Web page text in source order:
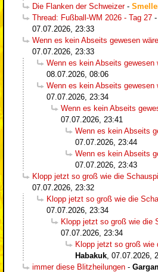
Die Flanken der Schweizer-
Thread: Fußball-WM 2026 - Tag 27 -
07.07.2026, 23:33
Wenn es kein Abseits gewesen wäre
07.07.2026, 23:33
Wenn es kein Abseits gewesen
08.07.2026, 08:06
Wenn es kein Abseits gewesen
07.07.2026, 23:34
Wenn es kein Abseits
07.07.2026, 23:41
Wenn es kein Abseits
07.07.2026, 23:44
Wenn es kein Abseits
07.07.2026, 23:43
Klopp jetzt so groß wie die
07.07.2026, 23:32
Klopp jetzt so groß wie die
07.07.2026, 23:34
Klopp jetzt so groß wie die
07.07.2026, 23:34
Klopp jetzt so groß wie
Habakuk 07.07.2026,
immer diese Blitzheilungen -